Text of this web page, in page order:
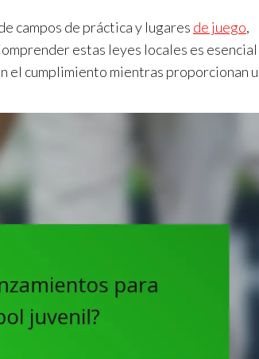
campos de práctica y lugares de juego,
estas leyes locales es esencial
el cumplimiento mientras proporcionan